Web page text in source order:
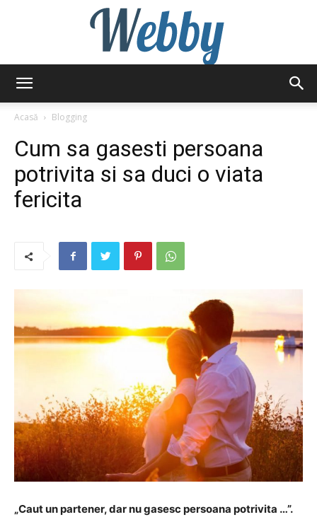
Acasă
Blogging
Cum sa gasesti persoana
potrivita si sa duci o viata
fericita
„Caut un partener, dar nu gasesc persoana potrivita …”.